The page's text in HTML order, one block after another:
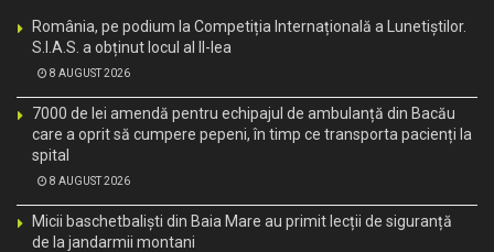
România, pe podium la Competiția Internațională a Lunetiștilor.
S.I.A.S. a obținut locul al II-lea
8 AUGUST 2026
7000 de lei amendă pentru echipajul de ambulanță din Bacău
care a oprit să cumpere pepeni, în timp ce transporta pacienți la
spital
8 AUGUST 2026
Micii baschetbaliști din Baia Mare au primit lecții de siguranță
de la jandarmii montani